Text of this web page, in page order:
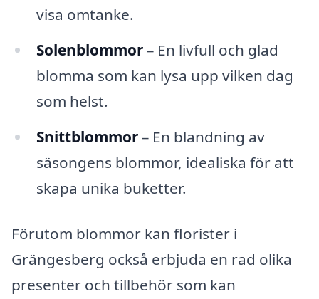
visa omtanke.
Solenblommor– En livfull och glad
blomma som kan lysa upp vilken dag
som helst.
Snittblommor– En blandning av
säsongens blommor, idealiska för att
skapa unika buketter.
Förutom blommor kan florister i
Grängesberg också erbjuda en rad olika
presenter och tillbehör som kan